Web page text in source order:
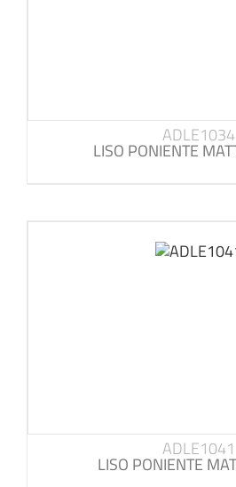
ADLE1034
LISO PONIENTE
ADLE1041
LISO PONIENTE